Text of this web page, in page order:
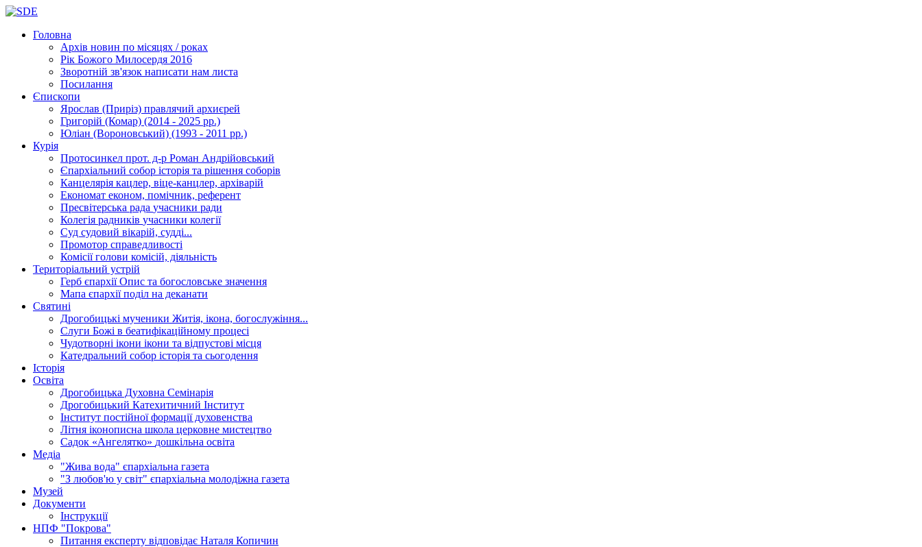
Головна
Архів новин по місяцях / роках
Рік Божого Милосердя 2016
Зворотній зв'язок написати нам листа
Посилання
Єпископи
Ярослав (Приріз) правлячий архиєрей
Григорій (Комар) (2014 - 2025 рр.)
Юліан (Вороновський) (1993 - 2011 рр.)
Курія
Протосинкел прот. д-р Роман Андрійовський
Єпархіальний собор історія та рішення соборів
Канцелярія кацлер, віце-канцлер, архіварій
Економат економ, помічник, референт
Пресвітерська рада учасники ради
Колегія радників учасники колегії
Суд судовий вікарій, судді...
Промотор справедливості
Комісіїголови комісій, діяльність
Територіальний устрій
Герб єпархіїОпис та богословське значення
Мапа єпархіїподіл на деканати
Святині
Дрогобицькі мученики Житія, ікона, богослужіння...
Слуги Божі в беатифікаційному процесі
Чудотворні ікони ікони та відпустові місця
Катедральний собор історія та сьогодення
Історія
Освіта
Дрогобицька Духовна Семінарія
Дрогобицький Катехитичний Інститут
Інститут постійної формації духовенства
Літня іконописна школа церковне мистецтво
Садок «Ангелятко» дошкільна освіта
Медіа
"Жива вода" єпархіальна газета
"З любов'ю у світ" єпархіальна молодіжна газета
Музей
Документи
Інструкції
НПФ "Покрова"
Питання експерту відповідає Наталя Копичин